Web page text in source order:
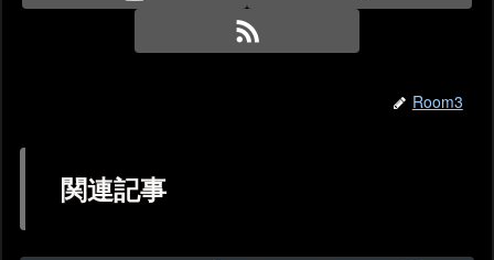
Room3
関連記事